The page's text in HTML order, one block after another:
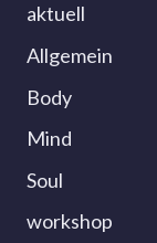
aktuell
Allgemein
Body
Mind
Soul
workshop